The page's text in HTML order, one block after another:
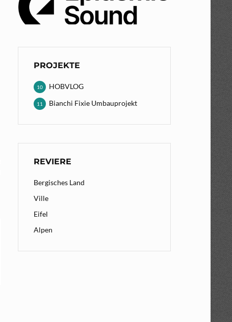
PROJEKTE
HOBVLOG
10
Bianchi Fixie Umbauprojekt
11
REVIERE
Bergisches Land
Ville
Eifel
Alpen